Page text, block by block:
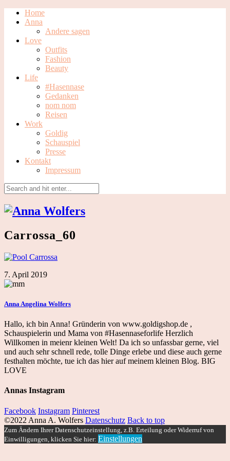
Home
Anna
Andere sagen
Love
Outfits
Fashion
Beauty
Life
#Hasennase
Gedanken
nom nom
Reisen
Work
Goldig
Schauspiel
Presse
Kontakt
Impressum
Carrossa_60
7. April 2019
Anna Angelina Wolfers
Hallo, ich bin Anna! Gründerin von www.goldigshop.de ,
Schauspielerin und Mama von #Hasennaseforlife Herzlich
Willkomen in meienr kleinen Welt! Da ich so unfassbar gerne, viel
und auch sehr schnell rede, tolle Dinge erlebe und diese auch gerne
festhalten möchte, tue ich das hier auf meinem kleinen Blog. BIG
LOVE
Annas Instagram
Facebook Instagram Pinterest
©2022 Anna A. Wolfers Datenschutz Back to top
Zum Ändern Ihrer Datenschutzeinstellung, z.B. Erteilung oder Widerruf von
Einwilligungen, klicken Sie hier: Einstellungen